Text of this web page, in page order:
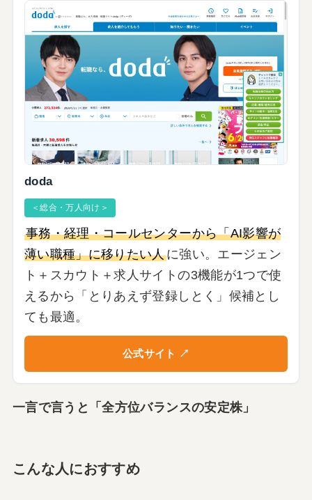
doda
＜総合・万人向け＞
事務・経理・コールセンターから「AI影響が
薄い職種」に移りたい人に強い。エージェン
ト＋スカウト＋求人サイトの3機能が1つで使
えるから「とりあえず登録しとく」候補とし
ても最適。
公式サイト ↗
一言で言うと「全方位バランスの安定株」
こんな人におすすめ